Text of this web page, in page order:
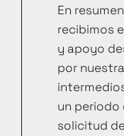
En
recibimos
y apoyo
por
un periodo
solicitud